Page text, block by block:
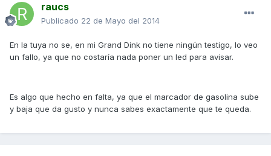
raucs
Publicado 22 de Mayo del 2014
En la tuya no se, en mi Grand Dink no tiene ningún testigo, lo veo
un fallo, ya que no costaría nada poner un led para avisar.
Es algo que hecho en falta, ya que el marcador de gasolina sube
y baja que da gusto y nunca sabes exactamente que te queda.